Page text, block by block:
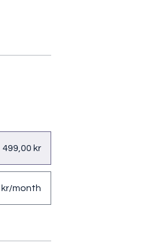
499,00 kr
kr/month